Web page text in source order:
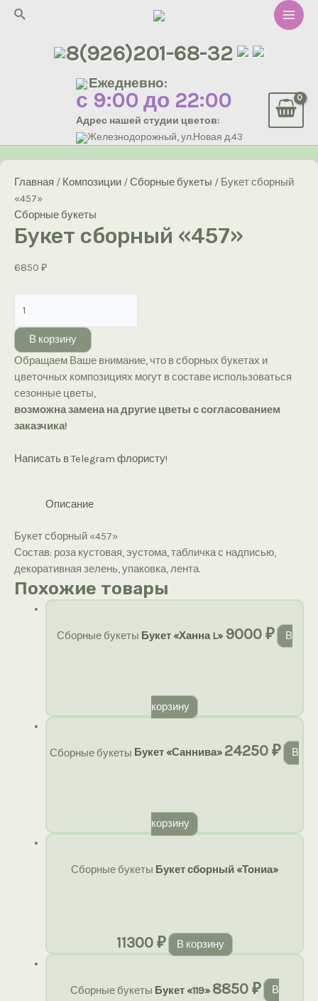
Перейти
Поиск
Main
8(926)201-68-32
Ежедневно:
с 9:00 до 22:00
Адрес нашей студии цветов:
Железнодорожный, ул.Новая д.43
Главная / Композиции /Сборные букеты / Букет сборный
«457»
Сборные букеты
Букет сборный «457»
6850 ₽
товара
Букет
сборный
«457»
В корзину
Обращаем Ваше внимание, что в сборных букетах и
цветочных композициях могут в составе использоваться
сезонные цветы,
возможна замена на другие цветы с согласованием
заказчика!
Написать в Telegram флористу!
Описание
Букет сборный «457»
Состав: роза кустовая, эустома, табличка с надписью,
декоративная зелень, упаковка, лента.
Похожие товары
Сборные букеты Букет «Ханна L» 9000₽ В
корзину
Сборные букеты Букет «Саннива» 24250₽ В
корзину
Сборные букеты Букет сборный «Тониа»
11300₽ В корзину
Сборные букеты Букет «119» 8850₽ В